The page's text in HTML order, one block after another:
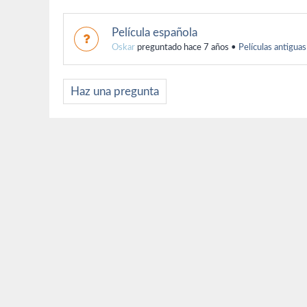
Película española
Oskar preguntado hace 7 años • Películas antiguas
Haz una pregunta